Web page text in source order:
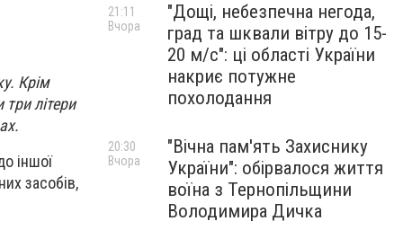
Крім
літери
іншої
засобів,
"Дощі, небезпечна негода,
град та шквали вітру до 15-
20 м/с": ці області України
накриє потужне
похолодання
21:11
Вчора
"Вічна пам'ять Захиснику
України": обірвалося життя
воїна з Тернопільщини
Володимира Дичка
20:30
Вчора